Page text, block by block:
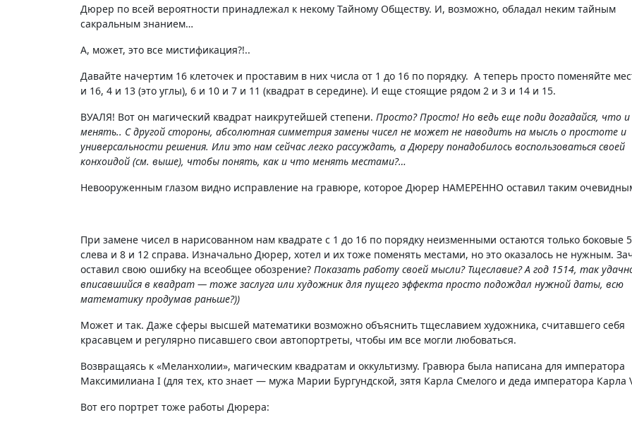
Дюрер по всей вероятности принадлежал к некому Тайному Обществу. И, возможно, обладал неким тайным
сакральным знанием…
А, может, это все мистификация?!..
Давайте начертим 16 клеточек и проставим в них числа от 1 до 16 по порядку. А теперь просто поменяйте
и 16, 4 и 13 (это углы), 6 и 10 и 7 и 11 (квадрат в середине). И еще стоящие рядом 2 и 3 и 14 и 15.
ВУАЛЯ! Вот он магический квадрат наикрутейшей степени. Просто? Просто! Но ведь еще поди догадайся, что и
менять.. С другой стороны, абсолютная симметрия замены чисел не может не наводить на мысль о простоте и
универсальности решения. Или это нам сейчас легко рассуждать, а Дюреру понадобилось воспользоваться своей
конхоидой (см. выше), чтобы понять, как и что менять местами?…
Невооруженным глазом видно исправление на гравюре, которое Дюрер НАМЕРЕННО оставил таким
При замене чисел в нарисованном нам квадрате с 1 до 16 по порядку неизменными остаются только боковые
слева и 8 и 12 справа. Изначально Дюрер, хотел и их тоже поменять местами, но это оказалось не нужным.
оставил свою ошибку на всеобщее обозрение? Показать работу своей мысли? Тщеславие? А год 1514, так
вписавшийся в квадрат — тоже заслуга или художник для пущего эффекта просто подождал нужной даты, всю
математику продумав раньше?))
Может и так. Даже сферы высшей математики возможно объяснить тщеславием художника, считавшего себя
красавцем и регулярно писавшего свои автопортреты, чтобы им все могли любоваться.
Возвращаясь к «Меланхолии», магическим квадратам и оккультизму. Гравюра была написана для императора
Максимилиана I (для тех, кто знает — мужа Марии Бургундской, зятя Карла Смелого и деда императора Карла
Вот его портрет тоже работы Дюрера: